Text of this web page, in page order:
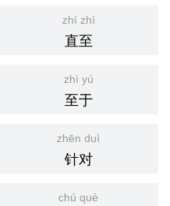
zhí zhì
直至
zhì yú
至于
zhēn duì
针对
chú què